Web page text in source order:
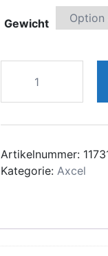
Gewicht
Stabilizer
Weight
Steel
|
Artikelnummer:
Kategorie: Axcel